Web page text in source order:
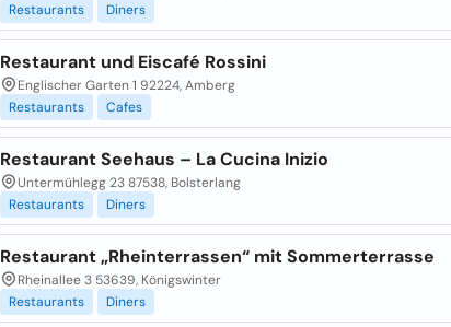
Restaurants
Diners
Restaurant und Eiscafé Rossini
Englischer Garten 1 92224, Amberg
Restaurants
Cafes
Restaurant Seehaus – La Cucina Inizio
Untermühlegg 23 87538, Bolsterlang
Restaurants
Diners
Restaurant „Rheinterrassen“ mit Sommerterrasse
Rheinallee 3 53639, Königswinter
Restaurants
Diners